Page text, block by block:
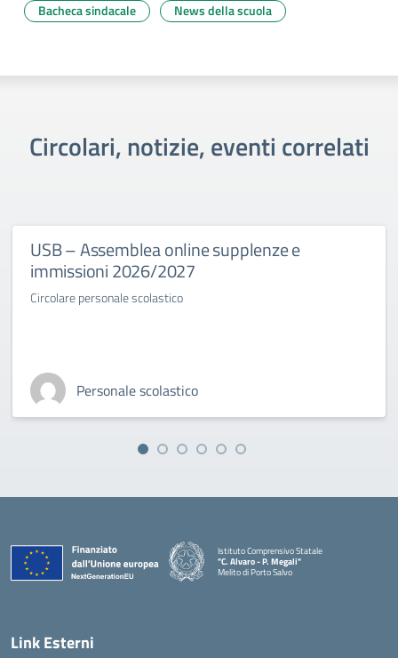
Bacheca sindacale News della scuola
Circolari, notizie, eventi correlati
USB – Assemblea online supplenze e
immissioni 2026/2027
Circolare personale scolastico
Personale scolastico
Istituto Comprensivo Statale
"C. Alvaro - P. Megali"
Melito di Porto Salvo
Link Esterni